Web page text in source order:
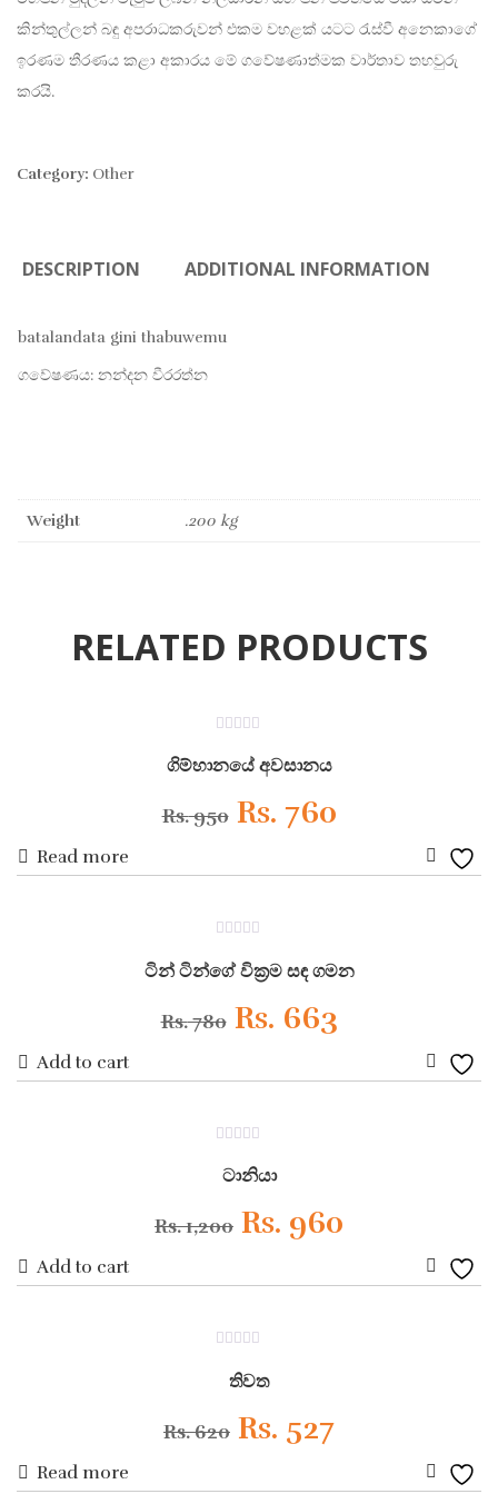
කින්තුල්ලන් බඳු අපරාධකරුවන් එකම වහළක් යටට රැස්වී අනෙකාගේ
ඉරණම තීරණය කළා අකාරය මේ ගවේෂණාත්මක වාර්තාව තහවුරු
කරයි.
Category: Other
DESCRIPTION ADDITIONAL INFORMATION
batalandata gini thabuwemu
ගවේෂණය: නන්දන වීරරත්න
Weight .200 kg
RELATED PRODUCTS
out
of
ගිම්හානයේ අවසානය
Rs.950 Original
price
was:
Rs. 950.
Rs. 760Current
price
Rs. 760.
Read more
out
of
ටින් ටින්ගේ වික්‍රම සඳ ගමන
Rs.780 Original
was:
Rs. 780.
Rs. 663Current
Add to cart
out
of
ටානියා
Rs.1,200 Original
price
was:
Rs. 1,200.
Rs. 960
price
Add to cart
outතිවත
Rs.620 Original
Rs. 527Current
Read more